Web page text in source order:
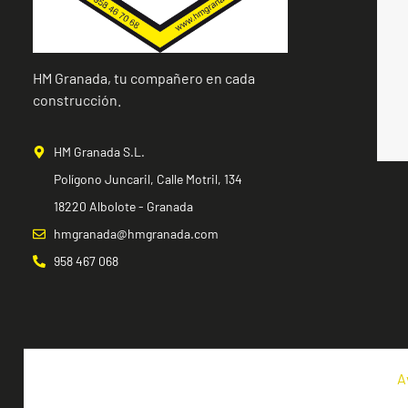
HM Granada, tu compañero en cada
construcción.
HM Granada S.L.
Polígono Juncaril, Calle Motril, 134
18220 Albolote - Granada
hmgranada@hmgranada.com
958 467 068